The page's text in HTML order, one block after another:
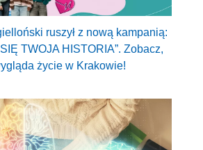
ruszył z nową kampanią:
TWOJA HISTORIA”. Zobacz,
życie w Krakowie!